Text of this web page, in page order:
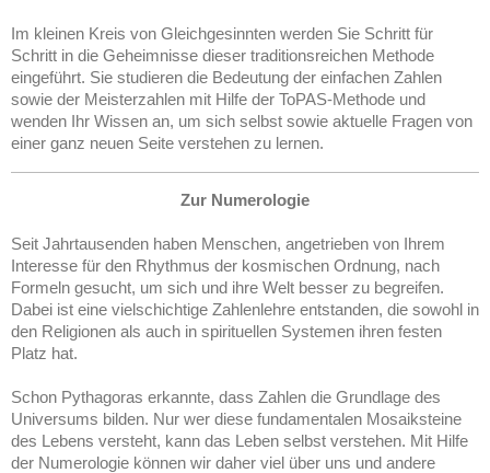
Im kleinen Kreis von Gleichgesinnten werden Sie Schritt für
Schritt in die Geheimnisse dieser traditionsreichen Methode
eingeführt. Sie studieren die Bedeutung der einfachen Zahlen
sowie der Meisterzahlen mit Hilfe der ToPAS-Methode und
wenden Ihr Wissen an, um sich selbst sowie aktuelle Fragen von
einer ganz neuen Seite verstehen zu lernen.
Zur Numerologie
Seit Jahrtausenden haben Menschen, angetrieben von Ihrem
Interesse für den Rhythmus der kosmischen Ordnung, nach
Formeln gesucht, um sich und ihre Welt besser zu begreifen.
Dabei ist eine vielschichtige Zahlenlehre entstanden, die sowohl in
den Religionen als auch in spirituellen Systemen ihren festen
Platz hat.
Schon Pythagoras erkannte, dass Zahlen die Grundlage des
Universums bilden. Nur wer diese fundamentalen Mosaiksteine
des Lebens versteht, kann das Leben selbst verstehen. Mit Hilfe
der Numerologie können wir daher viel über uns und andere